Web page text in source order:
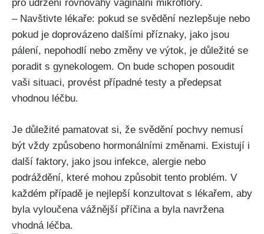
pro udržení rovnováhy⁢ vaginální mikroflóry.
– Navštivte lékaře: pokud​ se svědění nezlepšuje nebo
pokud ⁣je doprovázeno dalšími příznaky, jako ‍jsou
pálení, nepohodlí nebo změny ve výtok, je ‍důležité se
poradit s ⁣gynekologem. On bude schopen posoudit
vaši situaci, provést případné testy a předepsat
vhodnou léčbu.
Je důležité pamatovat si, že svědění pochvy nemusí
být vždy způsobeno hormonálními změnami. Existují i
⁤další⁢ faktory, jako jsou ⁤infekce, alergie nebo
podráždění, které mohou způsobit tento problém. V
každém případě je​ nejlepší konzultovat ⁤s lékařem, aby
byla vyloučena vážnější ⁣příčina a byla navržena
vhodná léčba.